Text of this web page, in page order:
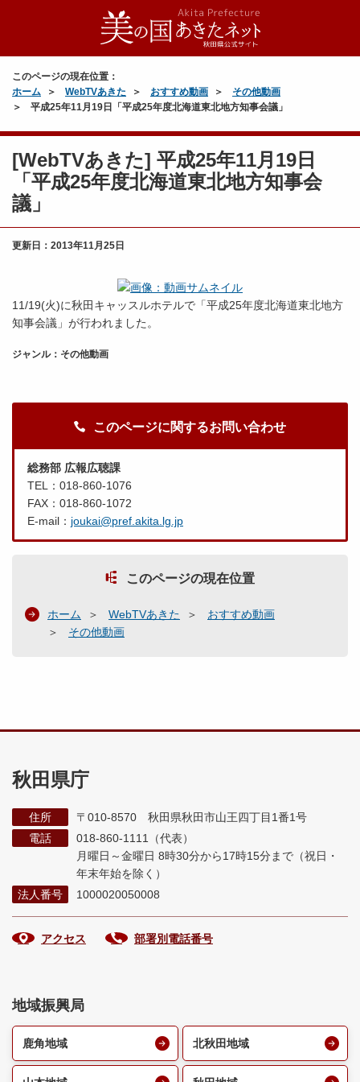
このページの現在位置：
ホーム
WebTVあきた おすすめ動画
その他動画
平成25年11月19日「平成25年度北海道東北地方知事会議」
[WebTVあきた] 平成25年11月19日
「平成25年度北海道東北地方知事会
議」
更新日： 2013年11月25日
11/19(火)に秋田キャッスルホテルで「平成25年度北海道東北地方
知事会議」が行われました。
ジャンル：その他動画
このページに関するお問い合わせ
総務部 広報広聴課
TEL：018-860-1076
FAX：018-860-1072
E-mail： joukai@pref.akita.lg.jp
このページの現在位置
ホーム WebTVあきた
おすすめ動画
その他動画
秋田県庁
住所
〒010-8570 秋田県秋田市山王四丁目1番1号
電話
018-860-1111（代表）
月曜日～金曜日 8時30分から17時15分まで （祝日・
年末年始を除く）
法人番号
1000020050008
アクセス 部署別電話番号
地域振興局
鹿角地域 北秋田地域